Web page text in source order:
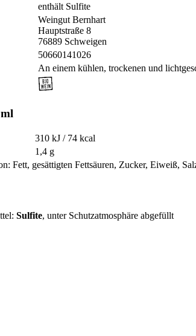
enthält Sulfite
Weingut Bernhart
Hauptstraße 8
76889 Schweigen
50660141026
An einem kühlen, trockenen und
310 kJ / 74 kcal
1,4 g
Fett, gesättigten Fettsäuren, Zucker, Eiweiß,
Sulfite, unter Schutzatmosphäre abgefüllt